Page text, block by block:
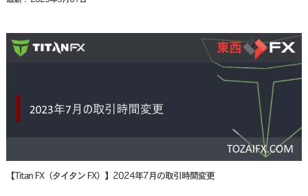
【Titan FX（タイタン FX）】2024年7月の取引時間変更